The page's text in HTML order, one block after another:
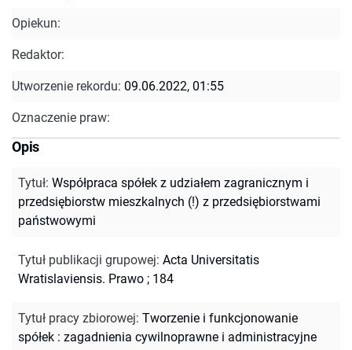
Opiekun:
Redaktor:
Utworzenie rekordu: 09.06.2022, 01:55
Oznaczenie praw:
Opis
Tytuł: Współpraca spółek z udziałem zagranicznym i
przedsiębiorstw mieszkalnych (!) z przedsiębiorstwami
państwowymi
Tytuł publikacji grupowej: Acta Universitatis
Wratislaviensis. Prawo ; 184
Tytuł pracy zbiorowej: Tworzenie i funkcjonowanie
spółek : zagadnienia cywilnoprawne i administracyjne